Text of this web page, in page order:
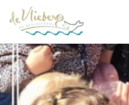
Kindcentrum De